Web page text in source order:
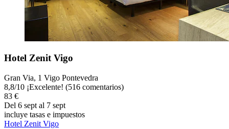
Hotel Zenit Vigo
Gran Via, 1 Vigo Pontevedra
8,8/10 ¡Excelente! (516 comentarios)
83 €
Del 6 sept al 7 sept
incluye tasas e impuestos
Hotel Zenit Vigo